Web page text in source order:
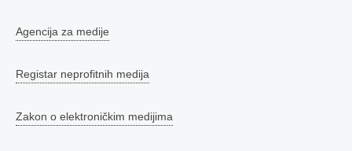
Agencija za medije
Registar neprofitnih medija
Zakon o elektroničkim medijima